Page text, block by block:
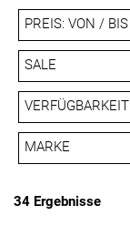
PREIS: VON / BIS
SALE
SALE
VERFÜGBARKEIT
MARKE
34 Ergebnisse